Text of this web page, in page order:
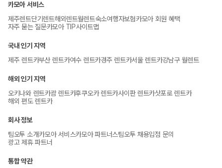
카모아 서비스
제주렌트단기렌트해외렌트월렌트숙소여행자보험카모아 회원 혜택
자주 묻는 질문카모아 TIP사이트맵
국내 인기 지역
제주 렌트카부산 렌트카여수 렌트카경주 렌트카서울 렌트카강남구 월렌트
해외 인기 지역
오키나와 렌트카괌 렌트카후쿠오카 렌트카사이판 렌트카삿포로 렌트카
해외 편도 렌트카
회사 정보
팀오투 소개카모아 서비스카모아 파트너스팀오투 채용입점 문의
광고 제휴 파트너
통합 약관